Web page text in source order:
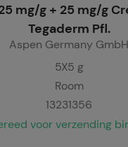
mg/g + 25 mg/g
Tegaderm Pfl.
Aspen Germany GmbH
5X5 g
Room
13231356
voor verzending